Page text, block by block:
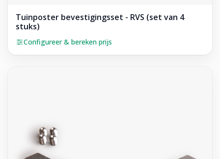
Tuinposter bevestigingsset - RVS (set van 4
stuks)
Configureer & bereken prijs